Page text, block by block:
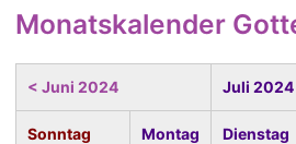
Monatskalender
< Juni 2024 Juli 2024
Sonntag Montag Dienstag